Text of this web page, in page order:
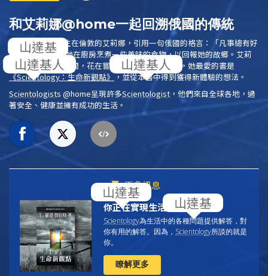
和艾莉娜@home一起回溯俄國的傳統
在俄國出生，現住在倫敦的艾莉娜，引用一句俄國的格言：「凡事總有好
的一面。」 所以她在廚房烹煮一些美味的食物，以回報她的故鄉。艾莉
娜把待在家中的時間，花在嘗試傳統的俄國食譜上。她最愛的書是
《Scientology：生命新觀點》，並從本書中得到獲得新體驗的想法。
Scientologists @home呈現許多Scientologist ，他們來自全球各地，過
著安全、健康並擁有成功的生活。
更多訊息
你正在實現生活中的目標嗎？
Scientology為生活中的各種問題提供解答，對
你有用的解答。因為， Scientology所談的就是
你。
瞭解更多